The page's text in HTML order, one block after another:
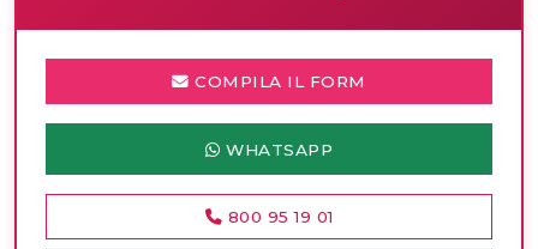
COMPILA IL FORM
WHATSAPP
800 95 19 01